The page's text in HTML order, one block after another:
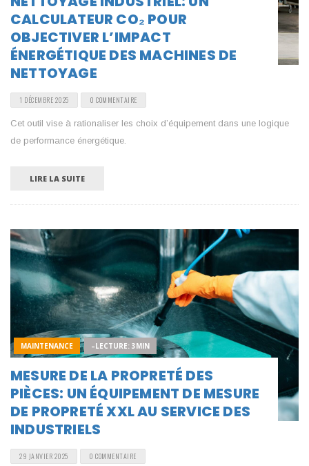
CALCULATEUR CO₂ POUR
OBJECTIVER L’IMPACT
ÉNERGÉTIQUE DES MACHINES DE
NETTOYAGE
1 DÉCEMBRE 2025 0 COMMENTAIRE
Cet outil vise à rationaliser les choix d’équipement dans une logique
de performance énergétique.
LIRE LA SUITE
MAINTENANCE –LECTURE: 3MIN
MESURE DE LA PROPRETÉ DES
PIÈCES: UN ÉQUIPEMENT DE MESURE
DE PROPRETÉ XXL AU SERVICE DES
INDUSTRIELS
29 JANVIER 2025 0 COMMENTAIRE